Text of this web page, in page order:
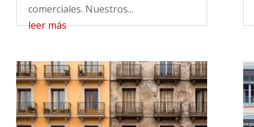
comerciales. Nuestros...
leer más